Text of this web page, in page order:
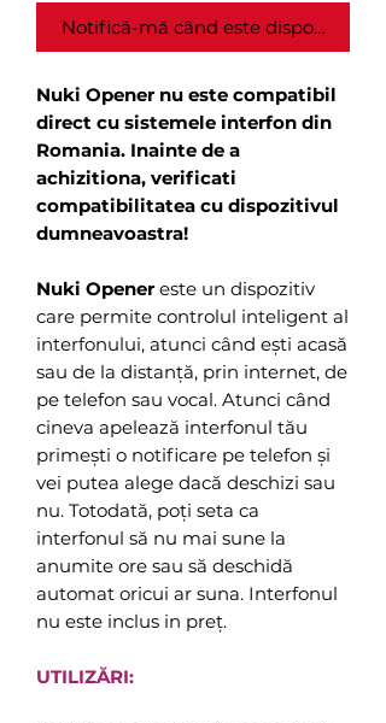
Notifică-mă când este disponibil
Nuki Opener nu este compatibil
direct cu sistemele interfon din
Romania. Inainte de a
achizitiona, verificati
compatibilitatea cu dispozitivul
dumneavoastra!
Nuki Openereste un dispozitiv
care permite controlul inteligent al
interfonului, atunci când ești acasă
sau de la distanță, prin internet, de
pe telefon sau vocal. Atunci când
cineva apelează interfonul tău
primești o notificare pe telefon și
vei putea alege dacă deschizi sau
nu. Totodată, poți seta ca
interfonul să nu mai sune la
anumite ore sau să deschidă
automat oricui ar suna. Interfonul
nu este inclus in preț.
UTILIZĂRI: